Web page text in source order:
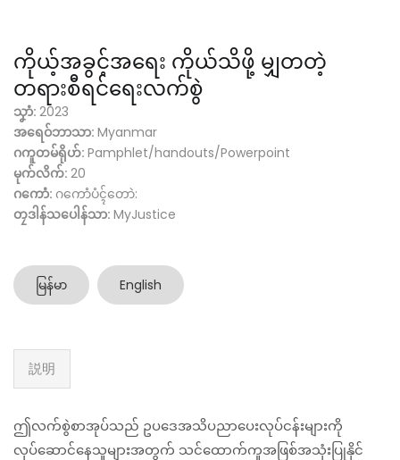
ကိုယ့်အခွင့်အရေး ကိုယ်သိဖို့ မျှတတဲ့
တရားစီရင်ရေးလက်စွဲ
သၞာံ: 2023
အရေဝ်ဘာသာ: Myanmar
ဂကူတမ်ရိုဟ်: Pamphlet/handouts/Powerpoint
မုက်လိက်: 20
ဂကောံ: ဂကောံပံၚ်တောဲ:
တၠဒါန်သပေါန်သာ: MyJustice
မြန်မာ English
説明
ဤလက်စွဲစာအုပ်သည် ဥ‌ပဒေအသိပညာပေးလုပ်ငန်းများကို
လုပ်ဆောင်နေသူများအတွက် သင်ထောက်ကူအဖြစ်အသုံးပြုနိုင်